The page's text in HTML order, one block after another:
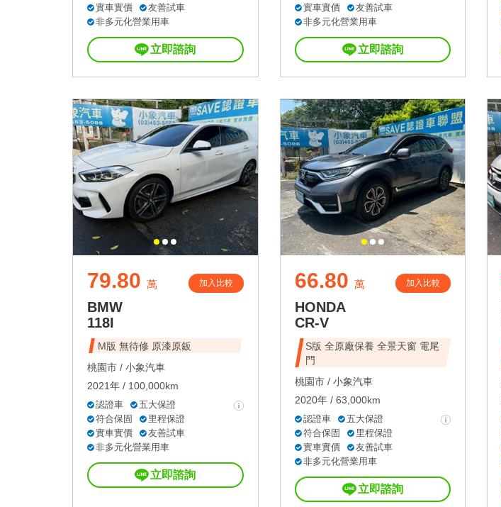
實車實價
友善試車
非多元化營業用車
立即諮詢
實車實價
友善試車
非多元化營業用車
立即諮詢
79.80 萬 加入比較
BMW
118I
M版 無待修 原漆原鈑
桃園市 / 小象汽車
2021年 / 100,000km
認證車
五大保證
符合保固
里程保證
實車實價
友善試車
非多元化營業用車
立即諮詢
66.80 萬 加入比較
HONDA
CR-V
S版 全原廠保養 全景天窗 電尾
門
桃園市 / 小象汽車
2020年 / 63,000km
認證車
五大保證
符合保固
里程保證
實車實價
友善試車
非多元化營業用車
立即諮詢